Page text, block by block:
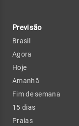
Previsão
Brasil
Agora
Hoje
Amanhã
Fim de semana
15 dias
Praias